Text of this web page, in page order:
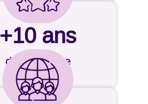
+10ans
d’expérience